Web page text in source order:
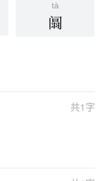
tà
阘
共1字